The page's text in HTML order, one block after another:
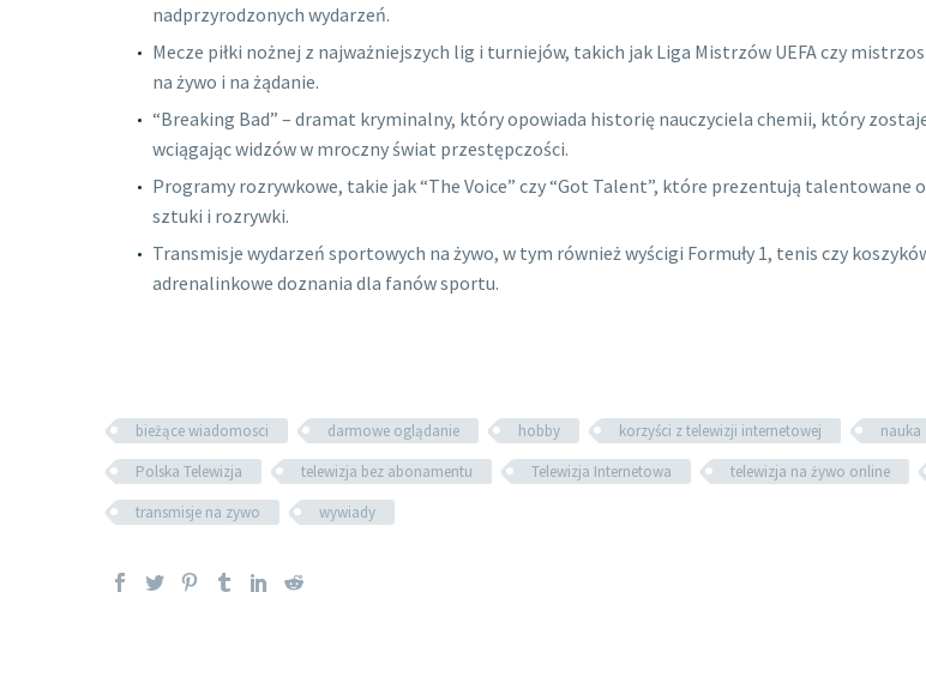
nadprzyrodzonych wydarzeń.
Mecze piłki nożnej z najważniejszych lig i turniejów, takich jak Liga Mistrzów UEFA czy
na żywo i na żądanie.
“Breaking Bad” – dramat kryminalny, który opowiada historię nauczyciela chemii, który
wciągając widzów w mroczny świat przestępczości.
Programy rozrywkowe, takie jak “The Voice” czy “Got Talent”, które prezentują talentowane
sztuki i rozrywki.
Transmisje wydarzeń sportowych na żywo, w tym również wyścigi Formuły 1, tenis czy
adrenalinkowe doznania dla fanów sportu.
bieżące wiadomosci darmowe oglądanie hobby korzyści z telewizji internetowej nauka
Polska Telewizja
telewizja bez abonamentu Telewizja Internetowa telewizja na żywo online
transmisje na zywo
wywiady